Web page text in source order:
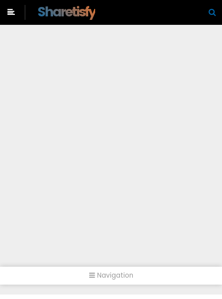
Sharetisfy
Navigation